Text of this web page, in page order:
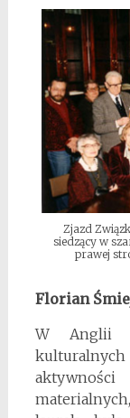
Zjazd
siedzący w
prawej
Florian
W Anglii